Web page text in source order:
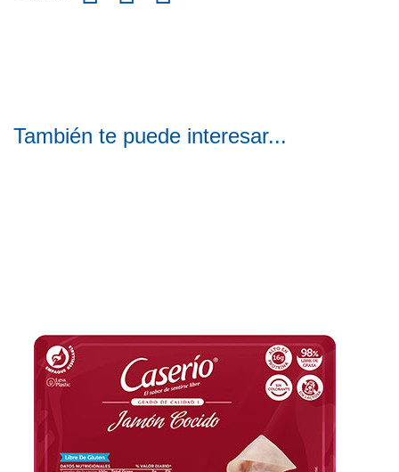
También te puede interesar...